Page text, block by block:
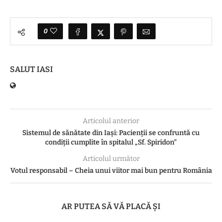
0
SALUT IASI
Articolul anterior
Sistemul de sănătate din Iași: Pacienții se confruntă cu
condiții cumplite în spitalul „Sf. Spiridon”
Articolul următor
Votul responsabil – Cheia unui viitor mai bun pentru România
AR PUTEA SĂ VĂ PLACĂ ȘI